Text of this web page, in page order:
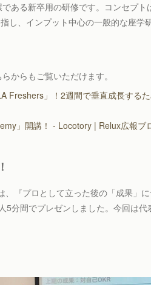
ある新卒用の研修です。コンセプ
し、インプット中心の一般的な座学
からもご覧いただけます。
Freshers」！2週間で垂直成長する
」開講！ - Locotory | Relux広報ブ
『プロとして立った後の「成果」に
5分間でプレゼンしました。今回は